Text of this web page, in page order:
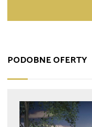
PODOBNE OFERTY